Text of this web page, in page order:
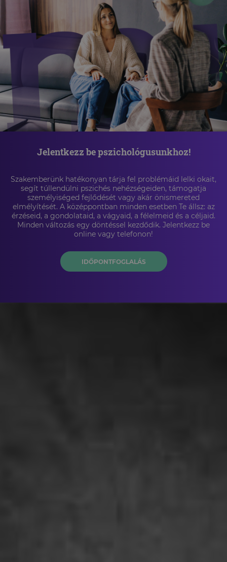
Jelentkezz be pszichológusunkhoz!
Szakemberünk hatékonyan tárja fel problémáid lelki okait,
segít túllendülni pszichés nehézségeiden, támogatja
személyiséged fejlődését vagy akár önismereted
elmélyítését. A középpontban minden esetben Te állsz: az
érzéseid, a gondolataid, a vágyaid, a félelmeid és a céljaid.
Minden változás egy döntéssel kezdődik. Jelentkezz be
online vagy telefonon!
IDŐPONTFOGLALÁS